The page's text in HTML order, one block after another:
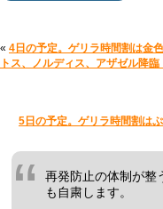
« 4日の予定。ゲリラ時間割は金
トス、ノルディス、アザゼル降臨
5日の予定。ゲリラ時間割は
再発防止の体制が整
も自粛します。